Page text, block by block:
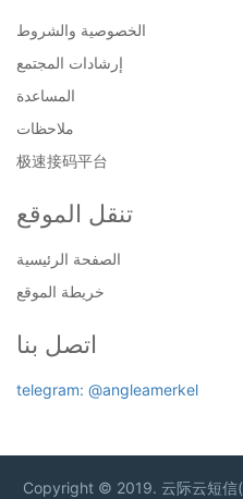
الخصوصية والشروط
إرشادات المجتمع
المساعدة
ملاحظات
极速接码平台
تنقل الموقع
الصفحة الرئيسية
خريطة الموقع
اتصل بنا
telegram: @angleamerkel
Copyright © 2019. 云际云短信(